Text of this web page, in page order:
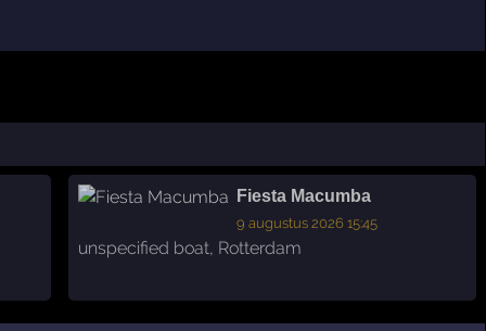
Fiesta Macumba
9 augustus 2026 15:45
unspecified boat, Rotterdam